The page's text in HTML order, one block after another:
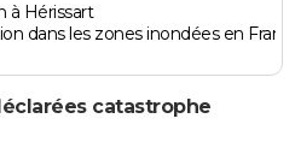
à Hérissart
dans les zones inondées en
catastrophe